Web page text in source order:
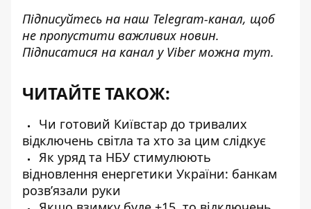
Підписуйтесь на наш Telegram-канал, щоб
не пропустити важливих новин.
Підписатися на канал у Viber можна тут.
ЧИТАЙТЕ ТАКОЖ:
Чи готовий Київстар до тривалих
відключень світла та хто за цим слідкує
Як уряд та НБУ стимулюють
відновлення енергетики України: банкам
розв’язали руки